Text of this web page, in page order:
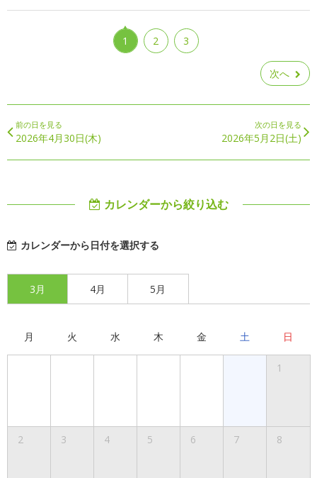
1 2 3
次へ
前の日を見る
2026年4月30日(木)
次の日を見る
2026年5月2日(土)
カレンダーから絞り込む
カレンダーから日付を選択する
3月 4月 5月
月 火 水 木 金 土 日
1
2 3 4 5 6 7 8